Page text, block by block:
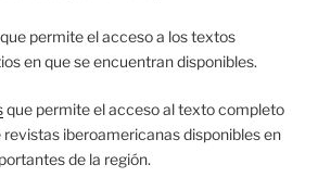
permite el acceso a los textos
en que se encuentran disponibles.
que permite el acceso al texto completo
iberoamericanas disponibles en
de la región.